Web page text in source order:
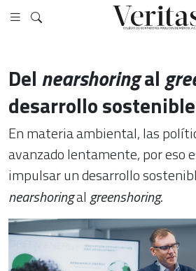
Del nearshoringal
desarrollo
En materia ambiental, las
avanzado lentamente, por eso
impulsar un desarrollo
nearshoringalgreenshoring.